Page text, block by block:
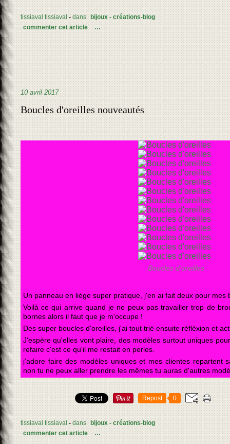
tissiaval tissiaval -dans
bijoux - créations-blog
commenter cet article
…
10 avril 2017
Boucles d'oreilles nouveautés
Boucles d'oreilles
Un panneau en liège super pratique, j'en ai fait deux pour mes
Voilà ce qui arrive quand je ne peux pas travailler trop de
bornes alors il faut que je m'occupe !
Des super boucles d'oreilles, j'ai tout trié ensuite réflèxion et
J'espère qu'elles vont plaire, des modèles surtout uniques
refaire c'est ce qu'il me restait en perles.
j'adore faire des modèles uniques et mes clientes repartent
non tu ne peux aller prendre les mêmes tu auras d'autres
Repost 0
tissiaval tissiaval - dans bijoux - créations-blog
commenter cet article
…